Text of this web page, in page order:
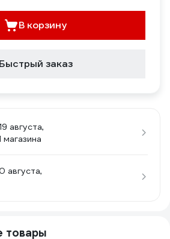
В корзину
Быстрый заказ
августа,
магазина
августа,
товары